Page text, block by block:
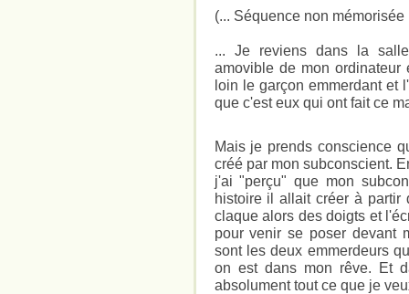
(... Séquence non mémorisée
... Je reviens dans la
amovible de mon ordinateur
loin le garçon emmerdant et
que c'est eux qui ont fait ce
Mais je prends conscience
créé par mon subconscient.
j'ai "perçu" que mon
histoire il allait créer à partir
claque alors des doigts et
pour venir se poser devant
sont les deux emmerdeurs
on est dans mon rêve. Et
absolument tout ce que je